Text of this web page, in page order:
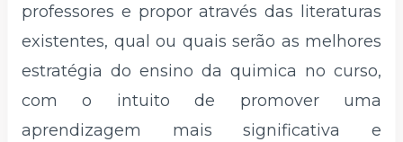
professores e propor através das literaturas
existentes, qual ou quais serão as melhores
estratégia do ensino da quimica no curso,
com o intuito de promover uma
aprendizagem mais significativa e